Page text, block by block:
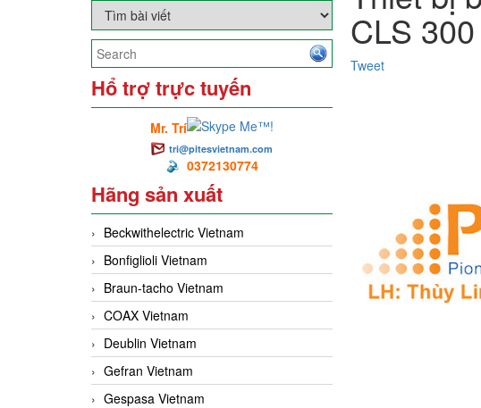
Hổ trợ trực tuyến
Mr. Trí
tri@pitesvietnam.com
0372130774
Hãng sản xuất
Beckwithelectric Vietnam
Bonfiglioli Vietnam
Braun-tacho Vietnam
COAX Vietnam
Deublin Vietnam
Gefran Vietnam
Gespasa Vietnam
CLS 300
Tweet